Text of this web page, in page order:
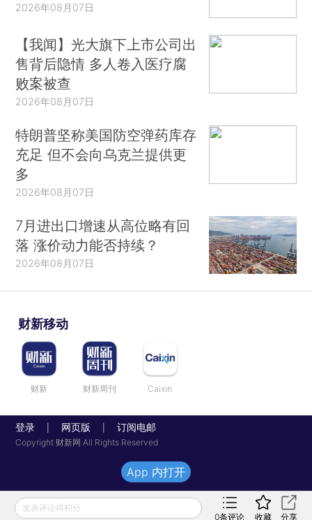
2026年08月07日
【我闻】光大旗下上市公司出
售背后隐情 多人卷入医疗腐
败案被查
2026年08月07日
特朗普坚称美国防空弹药库存
充足 但不会向乌克兰提供更
多
2026年08月07日
7月进出口增速从高位略有回
落 涨价动力能否持续？
2026年08月07日
财新移动
财新 财新周刊 Caixin
登录 网页版 订阅电邮
Copyright 财新网 All Rights Reserved
发表评论得积分
0条评论 收藏 分享
App 内打开